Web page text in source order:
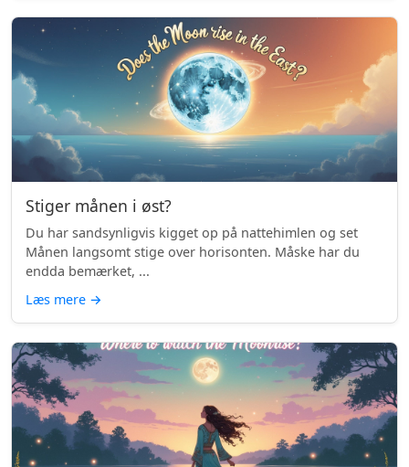
Stiger månen i øst?
Du har sandsynligvis kigget op på nattehimlen og set
Månen langsomt stige over horisonten. Måske har du
endda bemærket, ...
Læs mere →